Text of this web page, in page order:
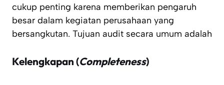
cukup penting karena memberikan pengaruh
besar dalam kegiatan perusahaan yang
bersangkutan. Tujuan audit secara umum adalah
Kelengkapan (Completeness)